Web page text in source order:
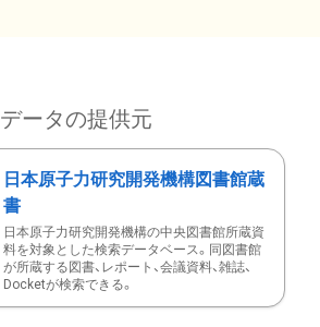
データの提供元
日本原子力研究開発機構図書館蔵
書
日本原子力研究開発機構の中央図書館所蔵資
料を対象とした検索データベース。同図書館
が所蔵する図書、レポート、会議資料、雑誌、
Docketが検索できる。